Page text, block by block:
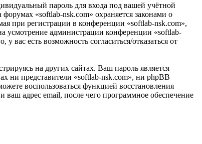
пароль для входа под вашей учётной
«softlab-nsk.com» охраняется законами о
при регистрации в конференции «softlab-nsk.com»,
усмотрение администрации конференции «softlab-
есть возможность согласиться/отказаться от
на других сайтах. Ваш пароль является
ни представители «softlab-nsk.com», ни phpBB
воспользоваться функцией восстановления
адрес email, после чего программное обеспечение